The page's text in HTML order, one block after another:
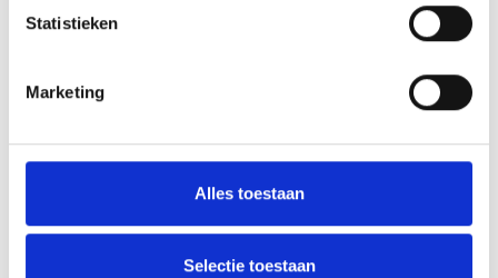
Statistieken
Marketing
Alles toestaan
Selectie toestaan
‘Méér kansen voor de eigen jeugd’
Groot onderhoud op ons sportpark
Overwinning op Mierlo Hout